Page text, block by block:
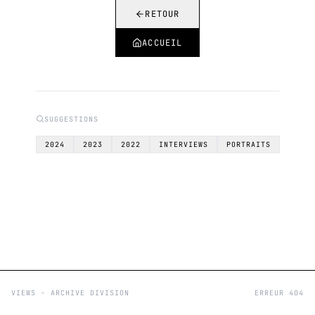
RETOUR
ACCUEIL
SUGGESTIONS
2024 2023 2022 INTERVIEWS PORTRAITS
VIEWS - ARCHIVE DIVISION ERREUR 404